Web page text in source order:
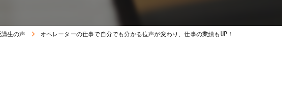
講生の声 オペレーターの仕事で自分でも分かる位声が変わり、仕事の業績もUP！